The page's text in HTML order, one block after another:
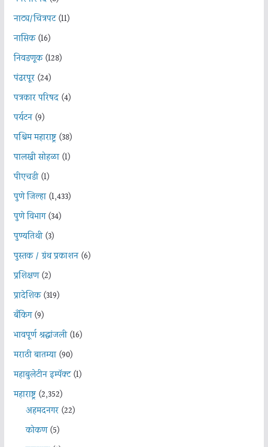
नाट्य/चित्रपट(11)
नासिक(16)
निवडणूक(128)
पंढरपूर(24)
पत्रकार परिषद(4)
पर्यटन(9)
पश्चिम महाराष्ट्र(38)
पालखी सोहळा(1)
पीएचडी(1)
पुणे जिल्हा(1,433)
पुणे विभाग(34)
पुण्यतिथी(3)
पुस्तक / ग्रंथ प्रकाशन(6)
प्रशिक्षण(2)
प्रादेशिक(319)
बँकिंग(9)
भावपूर्ण श्रद्धांजली(16)
मराठी बातम्या(90)
महाबुलेटीन इम्पॅक्ट(1)
महाराष्ट्र(2,352)
अहमदनगर(22)
कोकण(5)